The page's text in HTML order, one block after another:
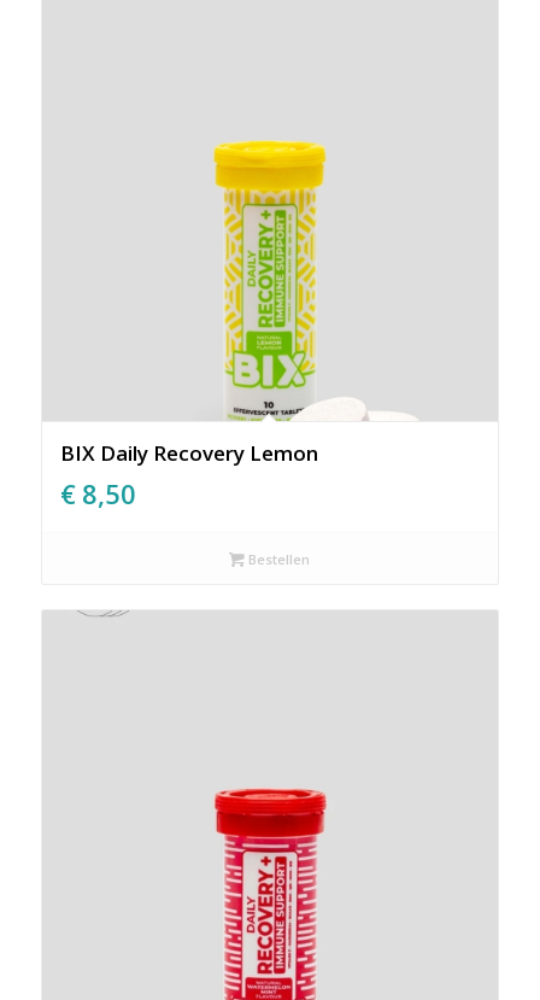
BIX Daily Recovery Lemon
€ 8,50
Bestellen